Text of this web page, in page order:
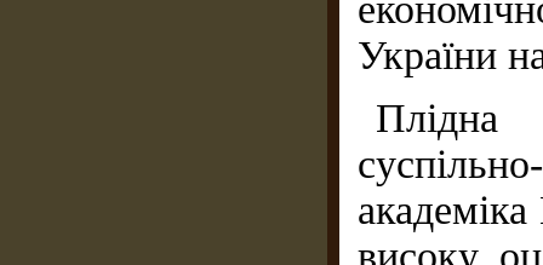
України
Плідна
високу